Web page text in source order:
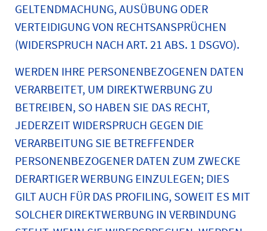
GELTENDMACHUNG, AUSÜBUNG ODER
VERTEIDIGUNG VON RECHTSANSPRÜCHEN
(WIDERSPRUCH NACH ART. 21 ABS. 1 DSGVO).
WERDEN IHRE PERSONENBEZOGENEN DATEN
VERARBEITET, UM DIREKTWERBUNG ZU
BETREIBEN, SO HABEN SIE DAS RECHT,
JEDERZEIT WIDERSPRUCH GEGEN DIE
VERARBEITUNG SIE BETREFFENDER
PERSONENBEZOGENER DATEN ZUM ZWECKE
DERARTIGER WERBUNG EINZULEGEN; DIES
GILT AUCH FÜR DAS PROFILING, SOWEIT ES MIT
SOLCHER DIREKTWERBUNG IN VERBINDUNG